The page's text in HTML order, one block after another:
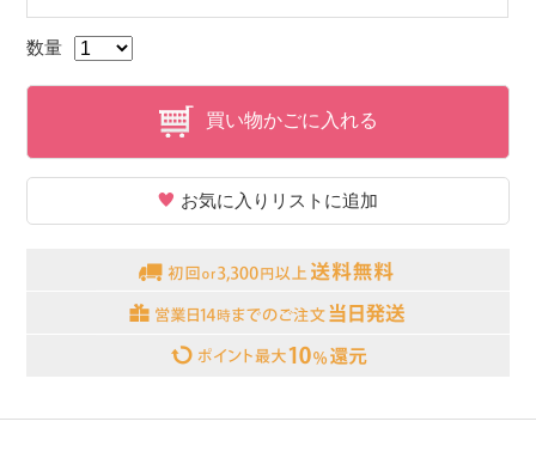
数量
買い物かごに入れる
お気に入りリストに追加